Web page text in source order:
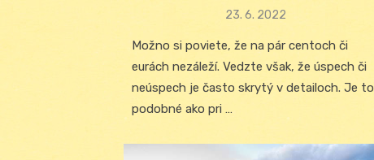
Posted
23. 6. 2022
Možno si poviete, že na pár centoch či
eurách nezáleží. Vedzte však, že úspech či
neúspech je často skrytý v detailoch. Je to
podobné ako pri …